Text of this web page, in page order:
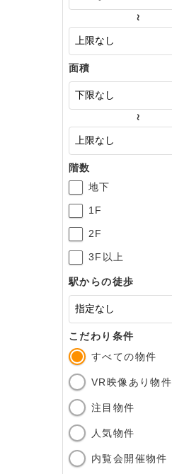
～
面積
～
階数
地下
1F
2F
3F以上
駅からの徒歩
こだわり条件
すべての物件
VR映像あり物件
注目物件
人気物件
内覧会開催物件